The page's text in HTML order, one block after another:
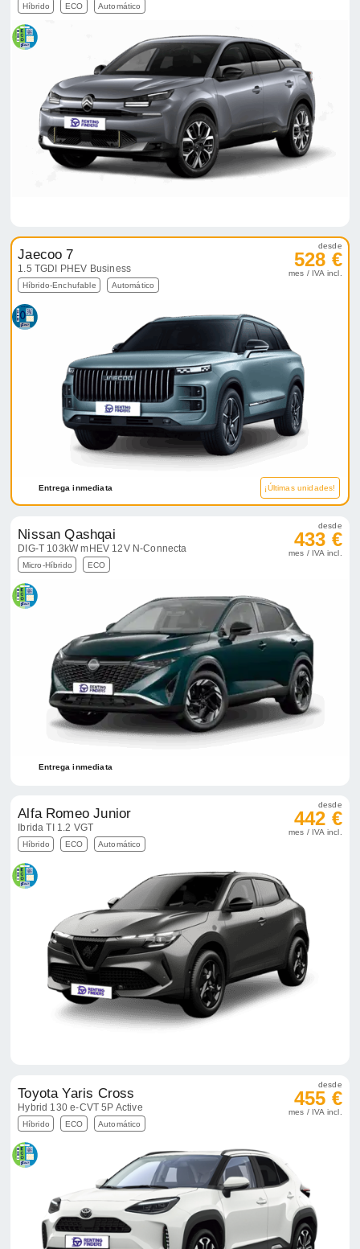
Híbrido ECO Automático
Jaecoo 7
1.5 TGDI PHEV Business
Híbrido-Enchufable Automático
desde
528 €
mes / IVA incl.
Entrega inmediata ¡Últimas unidades!
Nissan Qashqai
DIG-T 103kW mHEV 12V N-Connecta
Micro-Híbrido ECO
desde
433 €
mes / IVA incl.
Entrega inmediata
Alfa Romeo Junior
Ibrida TI 1.2 VGT
Híbrido ECO Automático
desde
442 €
mes / IVA incl.
Toyota Yaris Cross
Hybrid 130 e-CVT 5P Active
Híbrido ECO Automático
desde
455 €
mes / IVA incl.